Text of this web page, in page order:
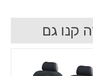
קנו גם